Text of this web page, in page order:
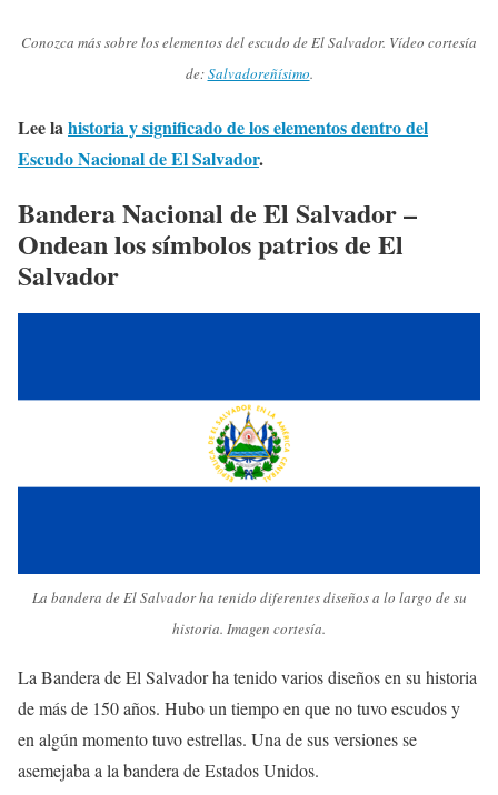
Conozca más sobre los elementos del escudo de El Salvador. Vídeo cortesía
de:Salvadoreñísimo.
Lee lahistoria y significado de los elementos dentro del
Escudo Nacional de El Salvador.
Bandera Nacional de El Salvador –
Ondean los símbolos patrios de El
Salvador
La bandera de El Salvador ha tenido diferentes diseños a lo largo de su
historia. Imagen cortesía.
La Bandera de El Salvador ha tenido varios diseños en su historia
de más de 150 años. Hubo un tiempo en que no tuvo escudos y
en algún momento tuvo estrellas. Una de sus versiones se
asemejaba a la bandera de Estados Unidos.